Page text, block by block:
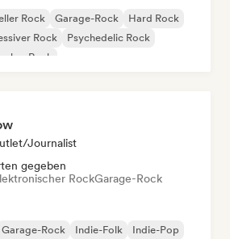
Rock Garage-Rock
Hard Rock
Rock
Psychedelic Rock
Rock
Journalist
gegeben
RockGarage-Rock
Garage-Rock Indie-Folk
Indie-Pop